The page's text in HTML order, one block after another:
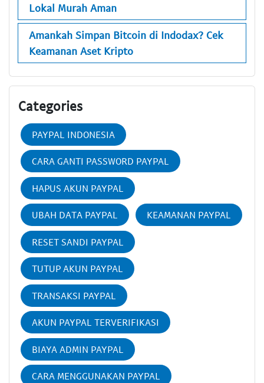
Lokal Murah Aman
Amankah Simpan Bitcoin di Indodax? Cek
Keamanan Aset Kripto
Categories
PAYPAL INDONESIA
CARA GANTI PASSWORD PAYPAL
HAPUS AKUN PAYPAL
UBAH DATA PAYPAL KEAMANAN PAYPAL
RESET SANDI PAYPAL
TUTUP AKUN PAYPAL
TRANSAKSI PAYPAL
AKUN PAYPAL TERVERIFIKASI
BIAYA ADMIN PAYPAL
CARA MENGGUNAKAN PAYPAL